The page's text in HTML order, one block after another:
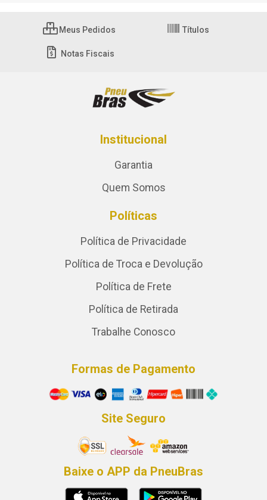
Meus Pedidos Títulos
Notas Fiscais
Institucional
Garantia
Quem Somos
Políticas
Política de Privacidade
Política de Troca e Devolução
Política de Frete
Política de Retirada
Trabalhe Conosco
Formas de Pagamento
Site Seguro
Baixe o APP da PneuBras